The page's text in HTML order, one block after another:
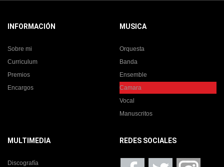
INFORMACIÓN
Sobre mi
Curriculum
Premios
Encargos
MUSICA
Orquesta
Banda
Ensemble
Camara
Vocal
Manuscritos
MULTIMEDIA
Discografía
REDES SOCIALES